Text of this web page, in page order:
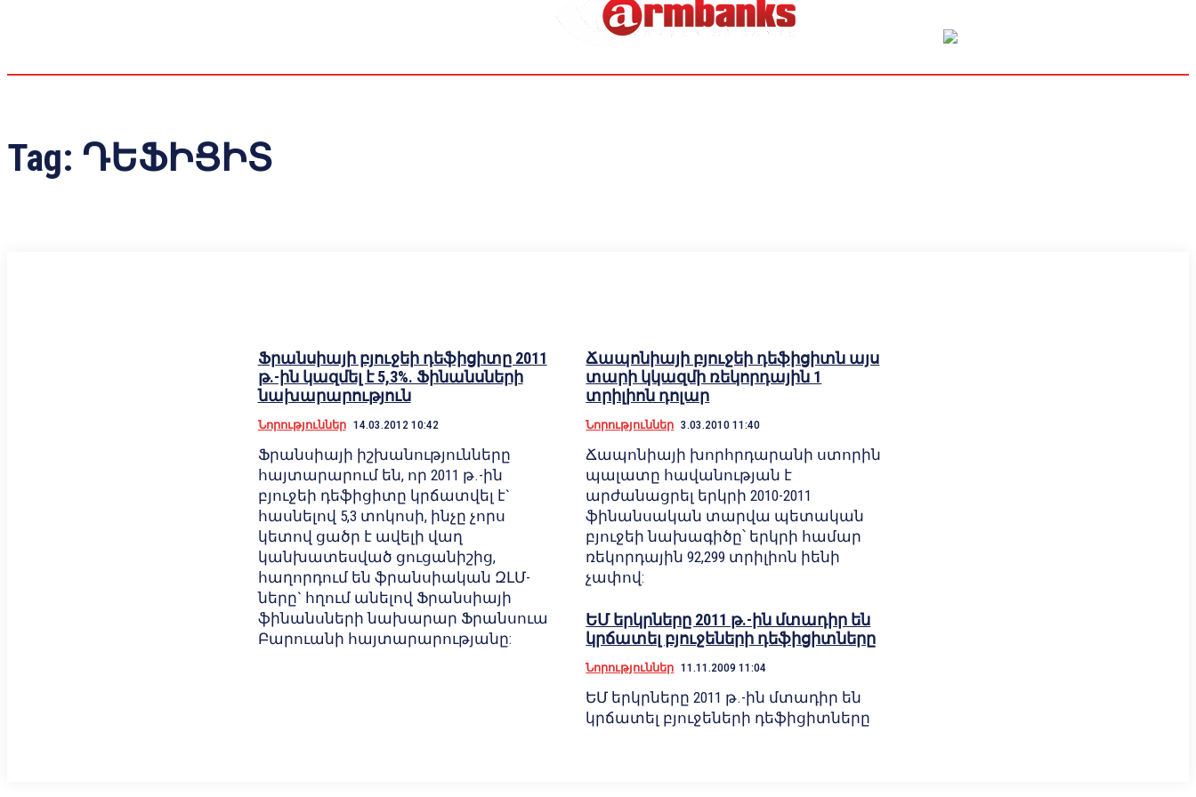
Tag: ԴԵՖԻՑԻՏ
Ֆրանսիայի բյուջեի դեֆիցիտը 2011
թ.-ին կազմել է 5,3%. Ֆինանսների
նախարարություն
Նորություններ 14.03.2012 10:42
Ֆրանսիայի իշխանությունները
հայտարարում են, որ 2011 թ.-ին
բյուջեի դեֆիցիտը կրճատվել է`
հասնելով 5,3 տոկոսի, ինչը չորս
կետով ցածր է ավելի վաղ
կանխատեսված ցուցանիշից,
հաղորդում են ֆրանսիական ԶԼՄ-
ները` հղում անելով Ֆրանսիայի
ֆինանսների նախարար Ֆրանսուա
Բարուանի հայտարարությանը:
Ճապոնիայի բյուջեի դեֆիցիտն այս
տարի կկազմի ռեկորդային 1
տրիլիոն դոլար
Նորություններ 3.03.2010 11:40
Ճապոնիայի խորհրդարանի ստորին
պալատը հավանության է
արժանացրել երկրի 2010-2011
ֆինանսական տարվա պետական
բյուջեի նախագիծը՝ երկրի համար
ռեկորդային 92,299 տրիլիոն իենի
չափով:
ԵՄ երկրները 2011 թ.-ին մտադիր են
կրճատել բյուջեների դեֆիցիտները
Նորություններ 11.11.2009 11:04
ԵՄ երկրները 2011 թ.-ին մտադիր են
կրճատել բյուջեների դեֆիցիտները